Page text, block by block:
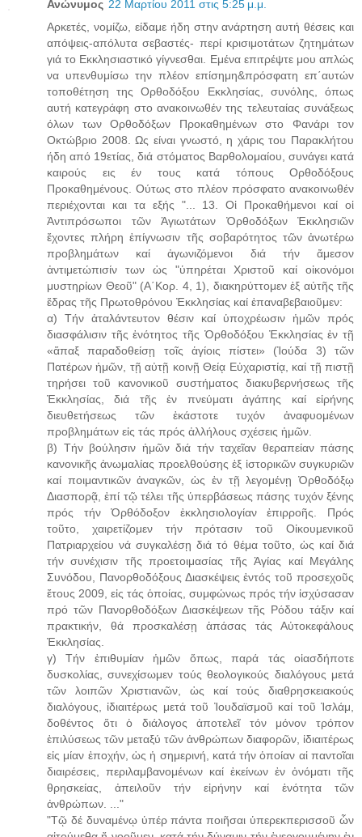
Ανώνυμος 22 Μαρτίου 2011 στις 5:25 μ.μ.
Αρκετές, νομίζω, είδαμε ήδη στην ανάρτηση αυτή θέσεις και
απόψεις-απόλυτα σεβαστές- περί κρισιμοτάτων ζητημάτων
γιά το Εκκλησιαστικό γίγνεσθαι. Εμένα επιτρέψτε μου απλώς
να υπενθυμίσω την πλέον επίσημη&πρόσφατη επ΄αυτών
τοποθέτηση της Ορθοδόξου Εκκλησίας, συνόλης, όπως
αυτή κατεγράφη στο ανακοινωθέν της τελευταίας συνάξεως
όλων των Ορθοδόξων Προκαθημένων στο Φανάρι τον
Οκτώβριο 2008. Ως είναι γνωστό, η χάρις του Παρακλήτου
ήδη από 19ετίας, διά στόματος Βαρθολομαίου, συνάγει κατά
καιρούς εις έν τους κατά τόπους Ορθοδόξους
Προκαθημένους. Ούτως στο πλέον πρόσφατο ανακοινωθέν
περιέχονται και τα εξής "... 13. Οἱ Προκαθήμενοι καί οἱ
Ἀντιπρόσωποι τῶν Ἁγιωτάτων Ὀρθοδόξων Ἐκκλησιῶν
ἔχοντες πλήρη ἐπίγνωσιν τῆς σοβαρότητος τῶν ἀνωτέρω
προβλημάτων καί ἀγωνιζόμενοι διά τήν ἄμεσον
ἀντιμετώπισίν των ὡς "ὑπηρέται Χριστοῦ καί οἰκονόμοι
μυστηρίων Θεοῦ" (Α΄Κορ. 4, 1), διακηρύττομεν ἐξ αὐτῆς τῆς
ἕδρας τῆς Πρωτοθρόνου Ἐκκλησίας καί ἐπαναβεβαιοῦμεν:
α) Τήν ἀταλάντευτον θέσιν καί ὑποχρέωσιν ἡμῶν πρός
διασφάλισιν τῆς ἑνότητος τῆς Ὀρθοδόξου Ἐκκλησίας ἐν τῇ
«ἅπαξ παραδοθείσῃ τοῖς ἁγίοις πίστει» (Ἰούδα 3) τῶν
Πατέρων ἡμῶν, τῇ αὐτῇ κοινῇ Θείᾳ Εὐχαριστίᾳ, καί τῇ πιστῇ
τηρήσει τοῦ κανονικοῦ συστήματος διακυβερνήσεως τῆς
Ἐκκλησίας, διά τῆς ἐν πνεύματι ἀγάπης καί εἰρήνης
διευθετήσεως τῶν ἑκάστοτε τυχόν ἀναφυομένων
προβλημάτων εἰς τάς πρός ἀλλήλους σχέσεις ἡμῶν.
β) Τήν βούλησιν ἡμῶν διά τήν ταχεῖαν θεραπείαν πάσης
κανονικῆς ἀνωμαλίας προελθούσης ἐξ ἱστορικῶν συγκυριῶν
καί ποιμαντικῶν ἀναγκῶν, ὡς ἐν τῇ λεγομένῃ Ὀρθοδόξῳ
Διασπορᾷ, ἐπί τῷ τέλει τῆς ὑπερβάσεως πάσης τυχόν ξένης
πρός τήν Ὀρθόδοξον ἐκκλησιολογίαν ἐπιρροῆς. Πρός
τοῦτο, χαιρετίζομεν τήν πρότασιν τοῦ Οἰκουμενικοῦ
Πατριαρχείου νά συγκαλέσῃ διά τό θέμα τοῦτο, ὡς καί διά
τήν συνέχισιν τῆς προετοιμασίας τῆς Ἁγίας καί Μεγάλης
Συνόδου, Πανορθοδόξους Διασκέψεις ἐντός τοῦ προσεχοῦς
ἔτους 2009, εἰς τάς ὁποίας, συμφώνως πρός τήν ἰσχύσασαν
πρό τῶν Πανορθοδόξων Διασκέψεων τῆς Ρόδου τάξιν καί
πρακτικήν, θά προσκαλέσῃ ἁπάσας τάς Αὐτοκεφάλους
Ἐκκλησίας.
γ) Τήν ἐπιθυμίαν ἡμῶν ὅπως, παρά τάς οἱασδήποτε
δυσκολίας, συνεχίσωμεν τούς θεολογικούς διαλόγους μετά
τῶν λοιπῶν Χριστιανῶν, ὡς καί τούς διαθρησκειακούς
διαλόγους, ἰδιαιτέρως μετά τοῦ Ἰουδαϊσμοῦ καί τοῦ Ἰσλάμ,
δοθέντος ὅτι ὁ διάλογος ἀποτελεῖ τόν μόνον τρόπον
ἐπιλύσεως τῶν μεταξύ τῶν ἀνθρώπων διαφορῶν, ἰδιαιτέρως
εἰς μίαν ἐποχήν, ὡς ἡ σημερινή, κατά τήν ὁποίαν αἱ παντοῖαι
διαιρέσεις, περιλαμβανομένων καί ἐκείνων ἐν ὀνόματι τῆς
θρησκείας, ἀπειλοῦν τήν εἰρήνην καί ἑνότητα τῶν
ἀνθρώπων. ..."
"Τῷ δέ δυναμένῳ ὑπέρ πάντα ποιῆσαι ὑπερεκπερισσοῦ ὧν